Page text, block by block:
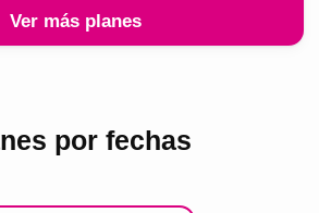
Ver más planes
por fechas